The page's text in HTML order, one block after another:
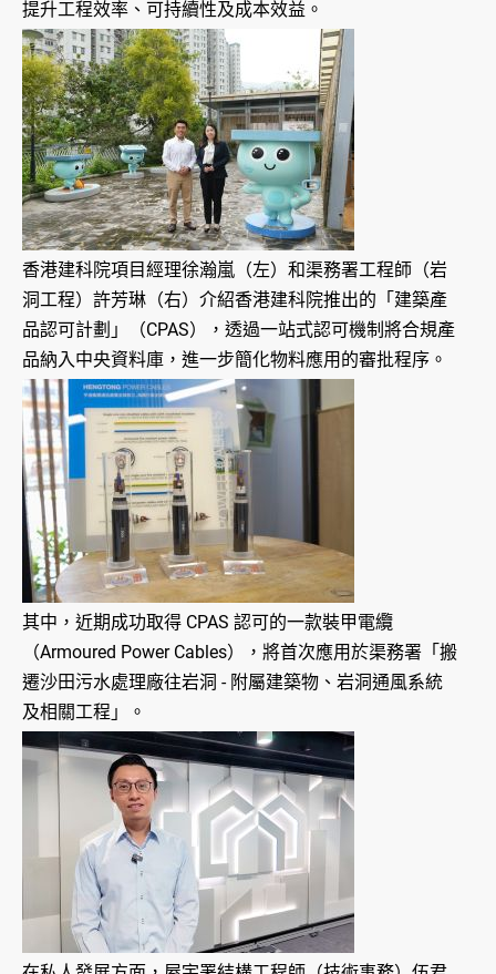
提升工程效率、可持續性及成本效益。
香港建科院項目經理徐瀚嵐（左）和渠務署工程師（岩
洞工程）許芳琳（右）介紹香港建科院推出的「建築產
品認可計劃」（CPAS），透過一站式認可機制將合規產
品納入中央資料庫，進一步簡化物料應用的審批程序。
其中，近期成功取得 CPAS 認可的一款裝甲電纜
（Armoured Power Cables），將首次應用於渠務署「搬
遷沙田污水處理廠往岩洞 - 附屬建築物、岩洞通風系統
及相關工程」。